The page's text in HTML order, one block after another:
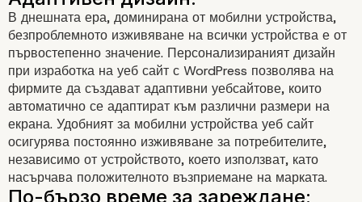
В днешната ера, доминирана от мобилни устройства,
безпроблемното изживяване на всички устройства е от
първостепенно значение. Персонализираният дизайн
при изработка на уеб сайт с WordPress позволява на
фирмите да създават адаптивни уебсайтове, които
автоматично се адаптират към различни размери на
екрана. Удобният за мобилни устройства уеб сайт
осигурява постоянно изживяване за потребителите,
независимо от устройството, което използват, като
насърчава положителното възприемане на марката.